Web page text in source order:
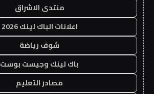
منتدى الاشراق
اعلانات الباك لينك 2026
شوف رياضة
باك لينك وجيست بوست
مصادر التعليم